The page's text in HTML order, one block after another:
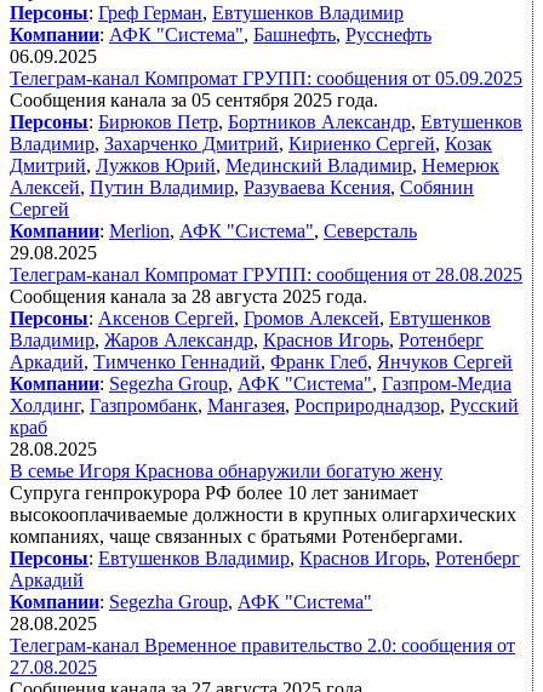
Персоны: Греф Герман, Евтушенков Владимир
Компании: АФК "Система", Башнефть, Русснефть
06.09.2025
Телеграм-канал Компромат ГРУПП: сообщения от 05.09.2025
Сообщения канала за 05 сентября 2025 года.
Персоны: Бирюков Петр, Бортников Александр, Евтушенков
Владимир, Захарченко Дмитрий, Кириенко Сергей, Козак
Дмитрий, Лужков Юрий, Мединский Владимир, Немерюк
Алексей, Путин Владимир, Разуваева Ксения, Собянин
Сергей
Компании: Merlion, АФК "Система", Северсталь
29.08.2025
Телеграм-канал Компромат ГРУПП: сообщения от 28.08.2025
Сообщения канала за 28 августа 2025 года.
Персоны: Аксенов Сергей, Громов Алексей, Евтушенков
Владимир, Жаров Александр, Краснов Игорь, Ротенберг
Аркадий, Тимченко Геннадий, Франк Глеб, Янчуков Сергей
Компании: Segezha Group, АФК "Система", Газпром-Медиа
Холдинг, Газпромбанк, Мангазея, Росприроднадзор, Русский
краб
28.08.2025
В семье Игоря Краснова обнаружили богатую жену
Супруга генпрокурора РФ более 10 лет занимает
высокооплачиваемые должности в крупных олигархических
компаниях, чаще связанных с братьями Ротенбергами.
Персоны: Евтушенков Владимир, Краснов Игорь, Ротенберг
Аркадий
Компании: Segezha Group, АФК "Система"
28.08.2025
Телеграм-канал Временное правительство 2.0: сообщения от
27.08.2025